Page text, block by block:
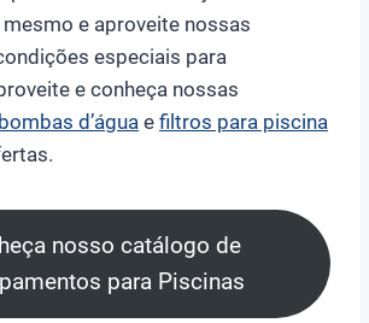
e aproveite nossas
especiais para
e conheça nossas
bombas d’água e filtros para piscina
nosso catálogo de
para Piscinas